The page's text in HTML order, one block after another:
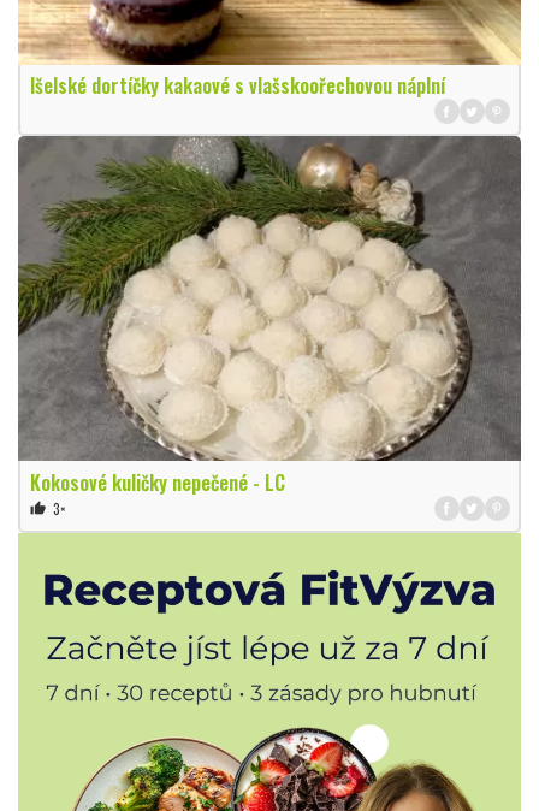
Išelské dortíčky kakaové s vlašskoořechovou náplní
Kokosové kuličky nepečené - LC
thumb_up 3×